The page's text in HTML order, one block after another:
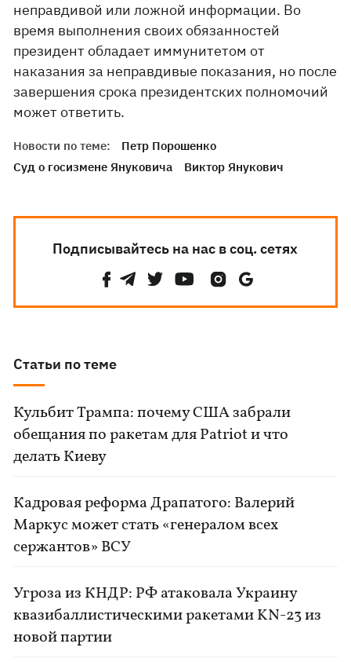
неправдивой или ложной информации. Во
время выполнения своих обязанностей
президент обладает иммунитетом от
наказания за неправдивые показания, но после
завершения срока президентских полномочий
может ответить.
Новости по теме:
Петр Порошенко
Суд о госизмене Януковича
Виктор Янукович
Подписывайтесь на нас в соц. сетях
Статьи по теме
Кульбит Трампа: почему США забрали
обещания по ракетам для Patriot и что
делать Киеву
Кадровая реформа Драпатого: Валерий
Маркус может стать «генералом всех
сержантов» ВСУ
Угроза из КНДР: РФ атаковала Украину
квазибаллистическими ракетами KN-23 из
новой партии